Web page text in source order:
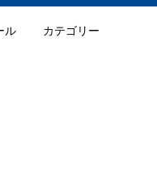
ル カテゴリー